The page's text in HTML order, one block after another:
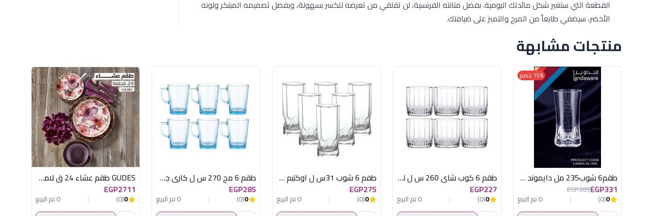
القطعة التي ستغير شكل مائدتك اليومية. بفضل متانته الفرنسية، لن تقلقي من تعرضه للكسر بسهولة، وبفضل تصميمه المبتكر ولونه
الأخضر، سيضفي طابعاً من المرح والتميز على ضيافتك.
منتجات مشابهة
15% خصم
طقم6 شوب235 مل دايموند لاندا اكريلكسعودى
EGP331
EGP389
0
(0)
0 تم البيع
طقم 6 كوب شاى 260 س ل ليا باشابتشة
EGP227
0
(0)
0 تم البيع
طفم 6 شوب 31س ل اوكتيم دايموند لومينارك
EGP275
0
(0)
0 تم البيع
طقم 6 مج 270 س ل كاري جنزاري
EGP285
0
(0)
0 تم البيع
GUDES طقم عشاء 24 ق لامع تركى اكسفورد
EGP2711
0
(0)
0 تم البيع